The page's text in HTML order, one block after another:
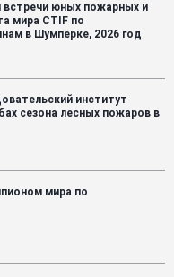
юных пожарных и
мира CTIF по
в Шумперке, 2026 год
институт
сезона лесных пожаров в
мира по